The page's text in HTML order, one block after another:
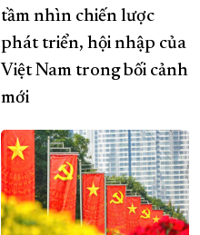
tầm nhìn chiến lược
phát triển, hội nhập của
Việt Nam trong bối cảnh
mới